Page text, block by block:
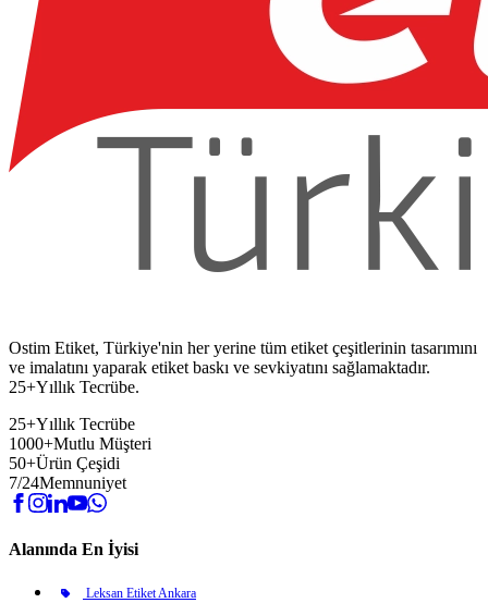
Ostim Etiket, Türkiye'nin her yerine tüm etiket çeşitlerinin tasarımını
ve imalatını yaparak etiket baskı ve sevkiyatını sağlamaktadır.
25+Yıllık Tecrübe.
25+Yıllık Tecrübe
1000+Mutlu Müşteri
50+Ürün Çeşidi
7/24Memnuniyet
Alanında En İyisi
Leksan Etiket Ankara